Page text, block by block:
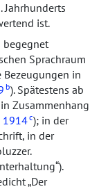
Jahrhunderts
ist.
begegnet
Sprachraum
Bezeugungen in
b). Spätestens ab
Zusammenhang
1914c); in der
in der
).
Der